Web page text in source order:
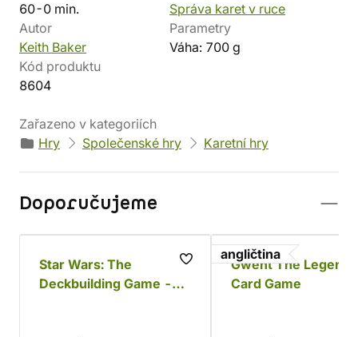
60-0 min.
Správa karet v ruce
Autor
Keith Baker
Parametry
Váha: 700 g
Kód produktu
8604
Zařazeno v kategoriích
Hry
Společenské hry Karetní hry
Doporučujeme
Star Wars: The
Deckbuilding Game -
angličtina
Gwent The
Card Game